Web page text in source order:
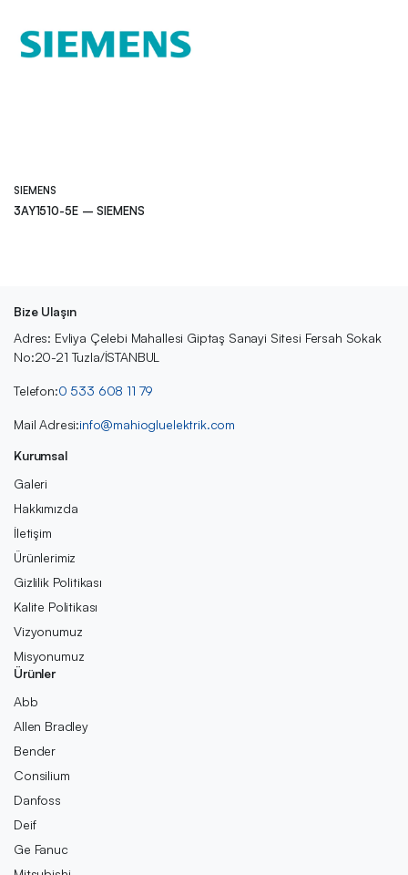
SIEMENS
3AY1510-5E – SIEMENS
Bize Ulaşın
Adres: Evliya Çelebi Mahallesi Giptaş Sanayi Sitesi Fersah Sokak
No:20-21 Tuzla/İSTANBUL
Telefon:0 533 608 11 79
Mail Adresi:info@mahiogluelektrik.com
Kurumsal
Galeri
Hakkımızda
İletişim
Ürünlerimiz
Gizlilik Politikası
Kalite Politikası
Vizyonumuz
Misyonumuz
Ürünler
Abb
Allen Bradley
Bender
Consilium
Danfoss
Deif
Ge Fanuc